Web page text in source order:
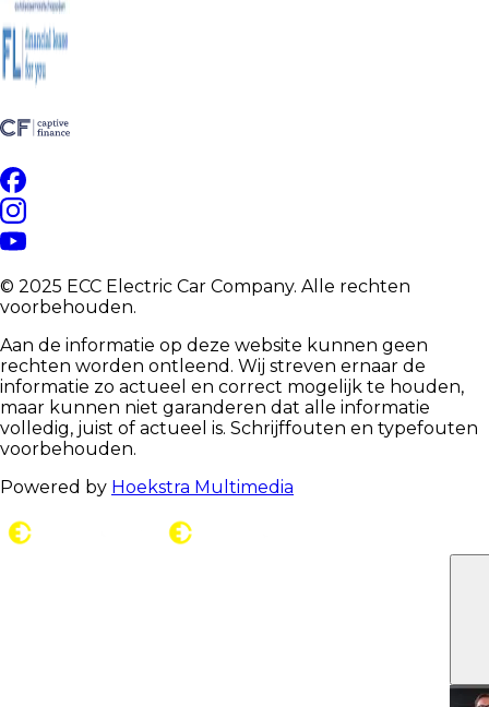
© 2025 ECC Electric Car Company. Alle rechten
voorbehouden.
Aan de informatie op deze website kunnen geen
rechten worden ontleend. Wij streven ernaar de
informatie zo actueel en correct mogelijk te houden,
maar kunnen niet garanderen dat alle informatie
volledig, juist of actueel is. Schrijffouten en typefouten
voorbehouden.
Powered by Hoekstra Multimedia